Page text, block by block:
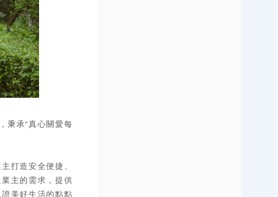
秉承“真心關愛每
打造安全便捷、
主的需求，提供
美好生活的點點